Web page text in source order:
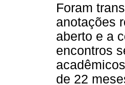
Foram
anotações
aberto e a
encontros
de 22